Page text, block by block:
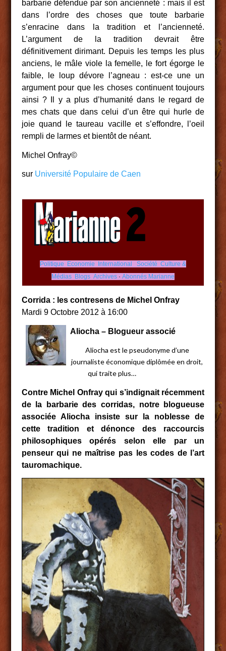
barbarie défendue par son ancienneté : mais il est
dans l’ordre des choses que toute barbarie
s’enracine dans la tradition et l’ancienneté.
L’argument de la tradition devrait être
définitivement dirimant. Depuis les temps les plus
anciens, le mâle viole la femelle, le fort égorge le
faible, le loup dévore l’agneau : est-ce une un
argument pour que les choses continuent toujours
ainsi ? Il y a plus d’humanité dans le regard de
mes chats que dans celui d’un être qui hurle de
joie quand le taureau vacille et s’effondre, l’oeil
rempli de larmes et bientôt de néant.
Michel Onfray©
sur Université Populaire de Caen
Politique Economie International Société Culture &
Médias Blogs Archives · Abonnés Marianne
Corrida : les contresens de Michel Onfray
Mardi 9 Octobre 2012 à 16:00
Aliocha – Blogueur associé
Aliocha est le pseudonyme d’une
journaliste économique diplômée en droit,
qui traite plus…
Contre Michel Onfray qui s’indignait récemment
de la barbarie des corridas, notre blogueuse
associée Aliocha insiste sur la noblesse de
cette tradition et dénonce des raccourcis
philosophiques opérés selon elle par un
penseur qui ne maîtrise pas les codes de l’art
tauromachique.